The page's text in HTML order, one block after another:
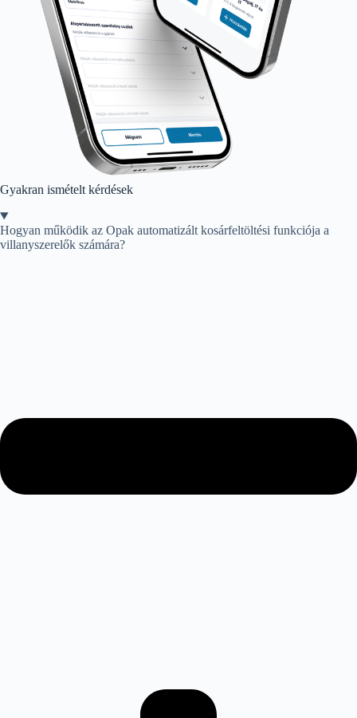
Gyakran ismételt kérdések
Hogyan működik az Opak automatizált kosárfeltöltési funkciója a
villanyszerelők számára?